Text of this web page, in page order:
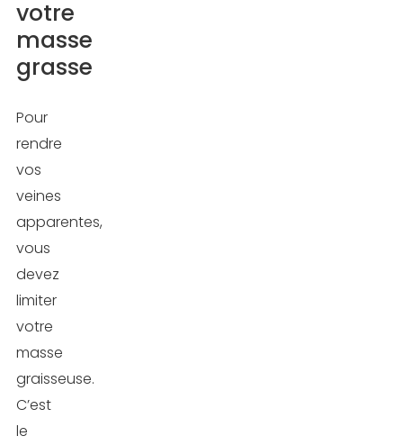
votre
masse
grasse
Pour
rendre
vos
veines
apparentes,
vous
devez
limiter
votre
masse
graisseuse.
C’est
le